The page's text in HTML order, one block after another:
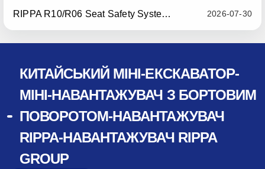
2026-07-30
RIPPA R10/R06 Seat Safety System Upgrade — Effective July 22, 2026
КИТАЙСЬКИЙ МІНІ-ЕКСКАВАТОР-
МІНІ-НАВАНТАЖУВАЧ З БОРТОВИМ
ПОВОРОТОМ-НАВАНТАЖУВАЧ
RIPPA-НАВАНТАЖУВАЧ RIPPA
GROUP